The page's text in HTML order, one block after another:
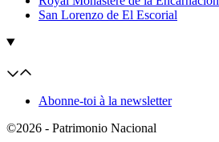
San Lorenzo de El Escorial
Abonne-toi à la newsletter
©2026 - Patrimonio Nacional